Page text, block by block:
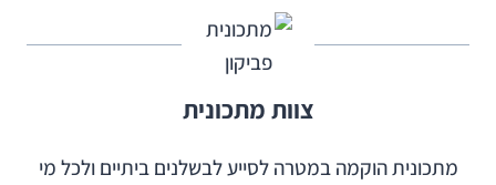
צוות מתכונית
מתכונית הוקמה במטרה לסייע לבשלנים ביתיים ולכל מי